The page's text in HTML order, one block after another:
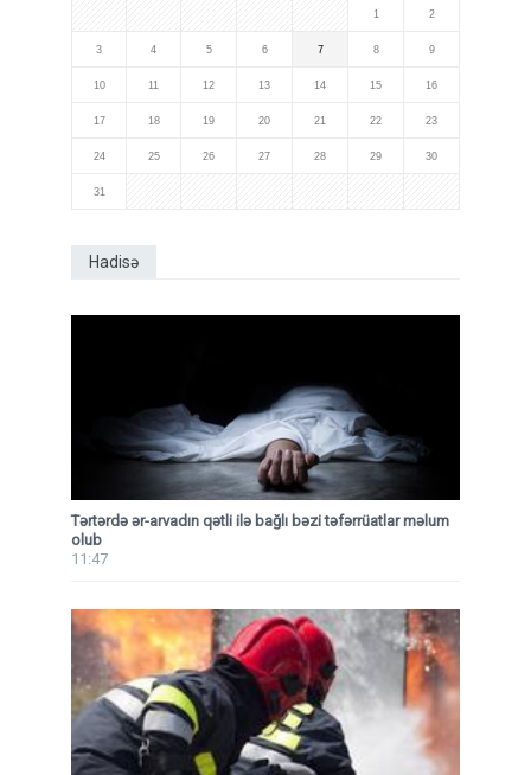
1 2
3 4 5 6 7 8 9
10 11 12 13 14 15 16
17 18 19 20 21 22 23
24 25 26 27 28 29 30
31
Hadisə
Tərtərdə ər-arvadın qətli ilə bağlı bəzi təfərrüatlar məlum
olub
11:47